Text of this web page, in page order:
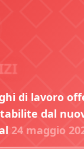
di lavoro
dal
24 maggio